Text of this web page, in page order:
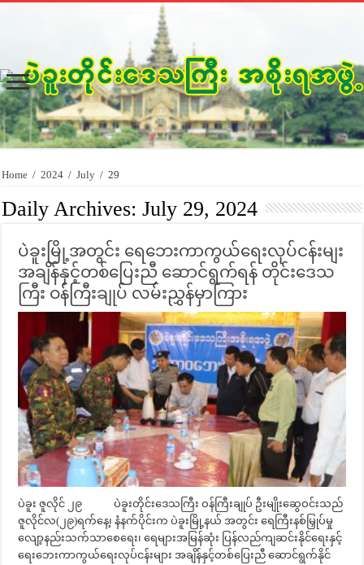
Home / 2024 / July / 29
Daily Archives:July 29, 2024
ပဲခူးမြို့အတွင်း ရေဘေးကာကွယ်ရေးလုပ်ငန်းမျး
အချိန်နှင့်တစ်ပြေးညီ ဆောင်ရွက်ရန် တိုင်းဒေသ
ကြီး ဝန်ကြီးချုပ် လမ်းညွှန်မှာကြား
ပဲခူး ဇူလိုင် ၂၉ ပဲခူးတိုင်းဒေသကြီး ဝန်ကြီးချုပ် ဦးမျိုးဆွေဝင်းသည်
ဇူလိုင်လ(၂၉)ရက်နေ့၊ နံနက်ပိုင်းက ပဲခူးမြို့နယ် အတွင်း ရေကြီးနစ်မြှုပ်မှု
လျော့နည်းသက်သာစေရေး၊ ရေများအမြန်ဆုံး ပြန်လည်ကျဆင်းနိုင်ရေးနှင့်
ရေးဘေးကာကွယ်ရေးလုပ်ငန်းများ အချိန်နှင့်တစ်ပြေးညီ ဆောင်ရွက်နိုင်